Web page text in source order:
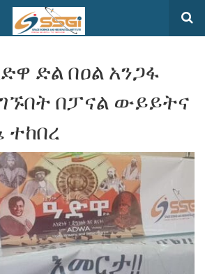
ድል በዐል አንጋፋ
በፓናል ውይይትና
ተከበረ